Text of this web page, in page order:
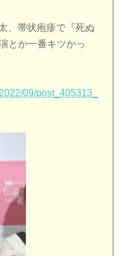
、帯状疱疹で『死ぬ
とか一番キツかっ
09/post_405313_